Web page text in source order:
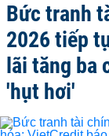
Bức tranh
2026 tiếp
lãi tăng ba
'hụt hơi'